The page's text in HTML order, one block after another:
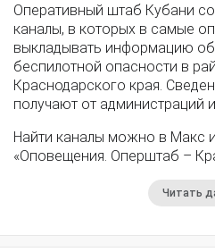
Оперативный штаб Кубани
каналы, в которых в самые
выкладывать информацию об
беспилотной опасности в
Краснодарского края.
получают от администраций
Найти каналы можно в Макс
«Оповещения. Оперштаб –
Читать